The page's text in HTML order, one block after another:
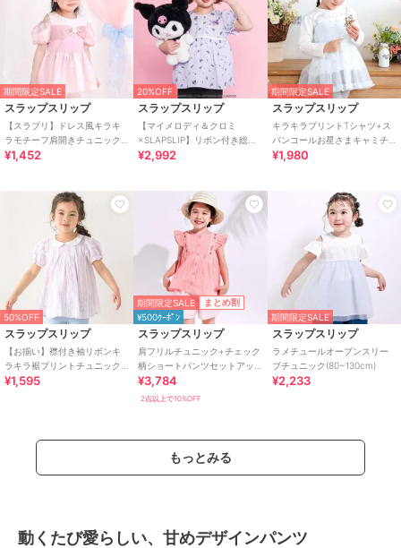
期間限定SALE
スラップスリップ
【スラプリ】ドレス風キラキ
ラモチーフ肩開きチュニック
(90~130cm)
¥1,452
20%OFF
スラップスリップ
【マイメロディ＆クロミ
×SLAPSLIP】リボン付き総柄
フレアチュニック(90~130cm)
¥2,992
期間限定SALE
スラップスリップ
キラキラプリントTシャツ+ス
パンコールお星さまキャミチ
ュニック2点セット
¥1,980
50%OFF
スラップスリップ
【お揃い】襟付き袖リボンキ
ラキラ裾プリントチュニック
(80~130cm)
¥1,595
期間限定SALE まとめ割
¥500ｸｰﾎﾟﾝ
スラップスリップ
肩フリルチュニック+チェック
柄ショートパンツセットアッ
プ(90~130cm)
¥3,784
2点以上で10%OFF
期間限定SALE
スラップスリップ
ラメチュールオープンスリー
ブチュニック(80~130cm)
¥2,233
もっとみる
動くたび愛らしい、甘めデザインパンツ